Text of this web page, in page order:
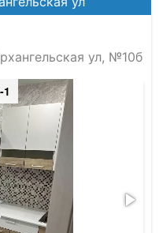
ул, №10б
1